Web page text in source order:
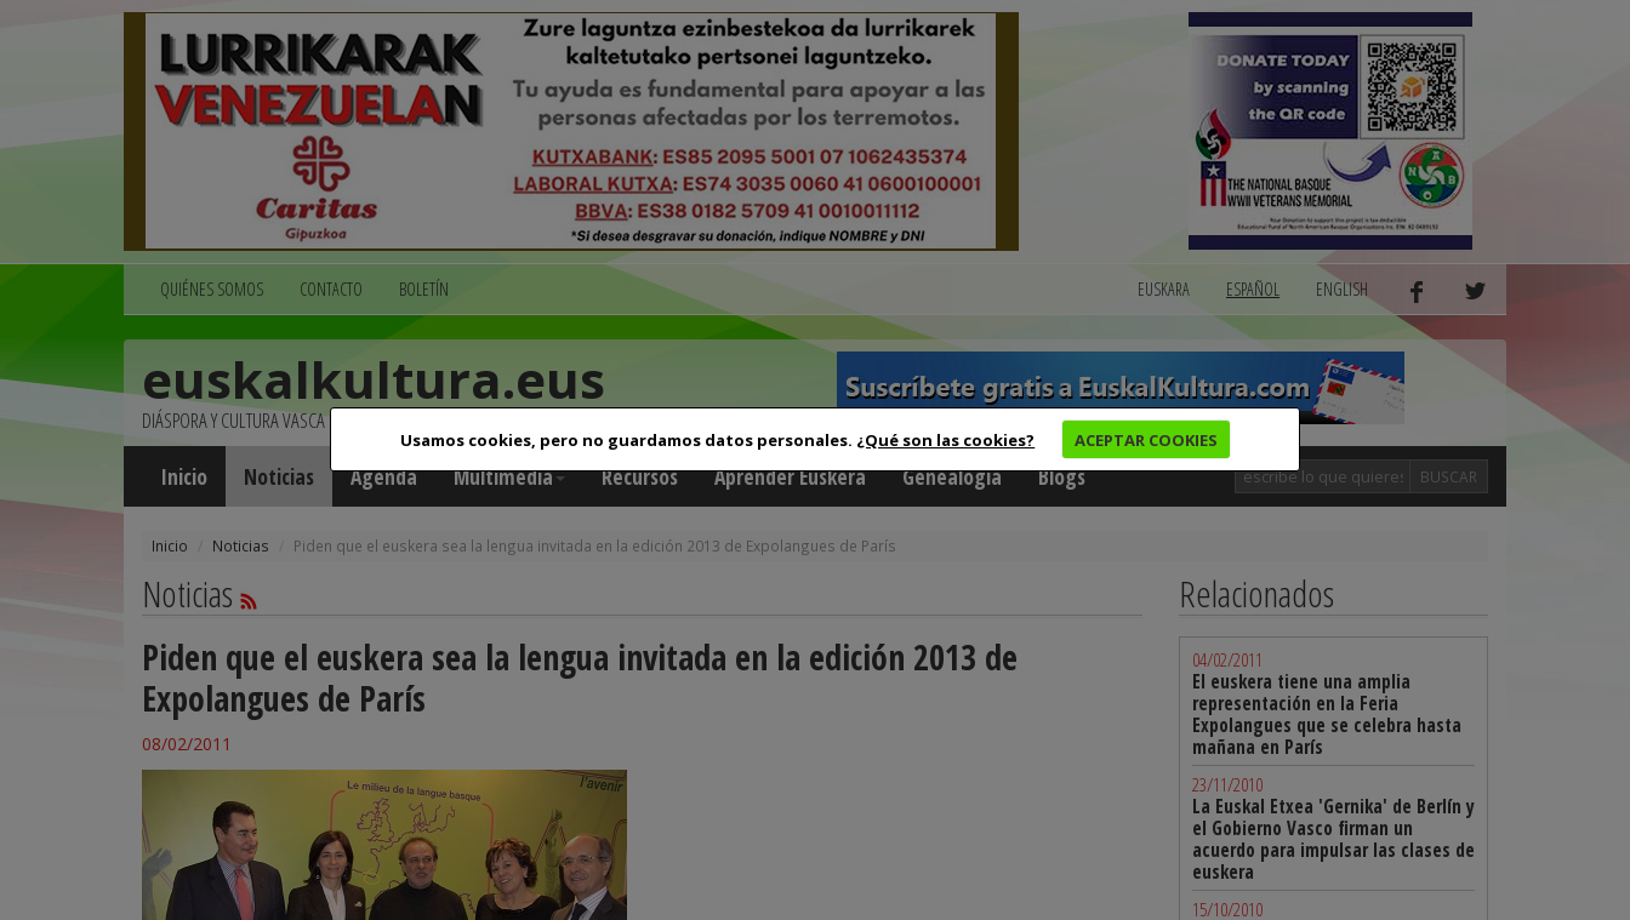
Usamos cookies, pero no guardamos datos personales. ¿Qué son las cookies? ACEPTAR COOKIES
QUIÉNES SOMOS CONTACTO BOLETÍN EUSKARA ESPAÑOL ENGLISH
euskalkultura.eus
DIÁSPORA Y CULTURA VASCA
Inicio Noticias Agenda Multimedia Recursos Aprender Euskera Genealogía Blogs BUSCAR
Inicio Noticias Piden que el euskera sea la lengua invitada en la edición 2013 de Expolangues de París
Noticias
Piden que el euskera sea la lengua invitada en la edición 2013 de
Expolangues de París
08/02/2011
Relacionados
04/02/2011
El euskera tiene una amplia
representación en la Feria
Expolangues que se celebra hasta
mañana en París
23/11/2010
La Euskal Etxea 'Gernika' de Berlín y
el Gobierno Vasco firman un
acuerdo para impulsar las clases de
euskera
15/10/2010